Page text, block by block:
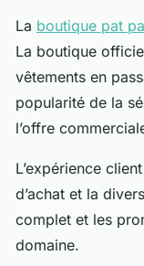
La boutique pat
La boutique
vêtements en
popularité de la
l’offre
L’expérience
d’achat et la
complet et les
domaine.